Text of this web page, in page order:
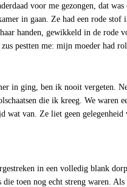
voor me gezongen, dat was
in gaan. Ze had een rode stof
handen, gewikkeld in de rode
pestten me: mijn moeder had
in ging, ben ik nooit vergeten.
die ik kreeg. We waren
wat van. Ze liet geen gelegenheid
in een volledig blank
die toen nog echt streng waren.